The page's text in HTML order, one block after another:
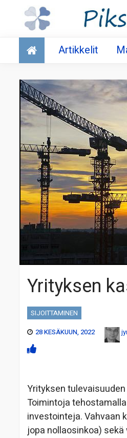
Talous
Artikkelit
Yrityksen
SIJOITTAMINEN
28 KESÄKUUN, 2022
Yrityksen
Toimintoja
investointeja. Vahvaan
jopa nollaosinkoa)